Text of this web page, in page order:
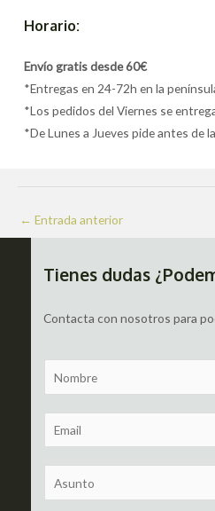
Horario:
Envío gratis desde 60€
*Entregas en 24-72h en la
*Los pedidos del Viernes se
*De Lunes a Jueves pide antes de
Navegación
de
← Entrada anterior
Tienes dudas
Contacta con nosotros para
a
m
m
a
u